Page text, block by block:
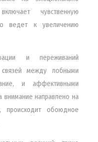
чувственную
ведет к увеличению
и переживаний
между лобными
и аффективными
внимание направлено на
происходит обоюдное